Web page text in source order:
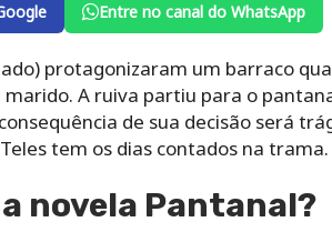
Entre no canal do WhatsApp
protagonizaram um barraco
A ruiva partiu para o
de sua decisão será
tem os dias contados na trama.
novela Pantanal?